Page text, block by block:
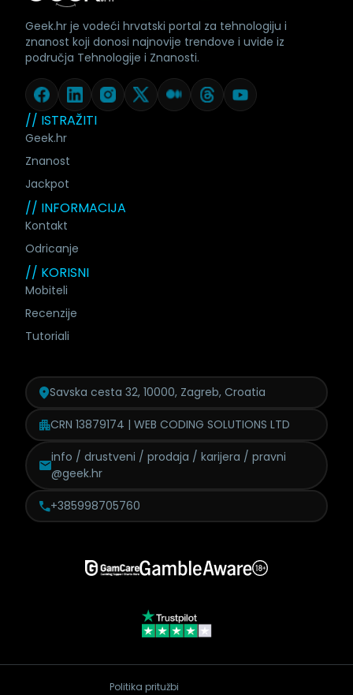
// ISTRAŽITI
Geek.hr
Znanost
Jackpot
// INFORMACIJA
Kontakt
Odricanje
// KORISNI
Mobiteli
Recenzije
Tutoriali
Geek.hr je vodeći hrvatski portal za tehnologiju i
znanost koji donosi najnovije trendove i uvide iz
područja Tehnologije i Znanosti.
Savska cesta 32, 10000, Zagreb, Croatia
CRN 13879174 | WEB CODING SOLUTIONS LTD
info / drustveni / prodaja / karijera / pravni
@geek.hr
+385998705760
Politika pritužbi